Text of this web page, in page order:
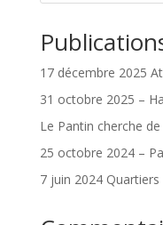
17 décembre 2025
31 octobre 2025 –
Le Pantin cherche
25 octobre 2024 –
7 juin 2024